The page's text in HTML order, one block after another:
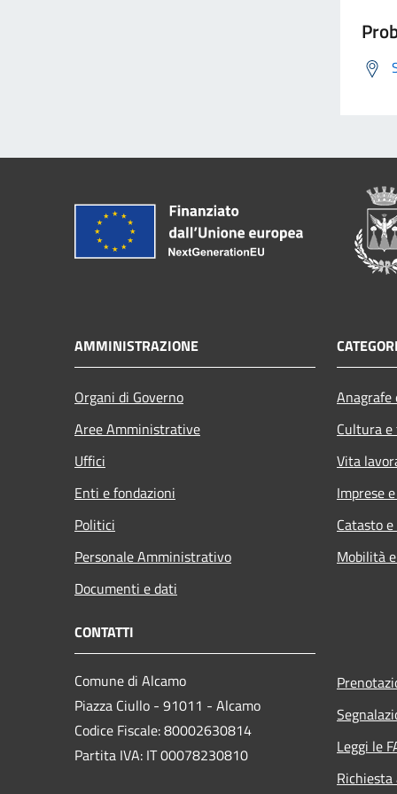
AMMINISTRAZIONE
Organi di Governo
Aree Amministrative
Uffici
Enti e fondazioni
Politici
Personale Amministrativo
Documenti e dati
Cultura
Vita
Imprese
Catasto
Mobilità
CONTATTI
Comune di Alcamo
Piazza Ciullo - 91011 - Alcamo
Codice Fiscale: 80002630814
Partita IVA: IT 00078230810
Leggi le